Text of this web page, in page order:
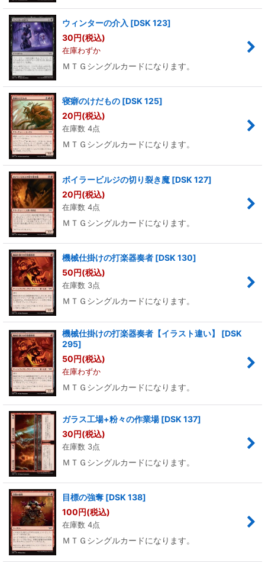
ウィンターの介入 [DSK 123]
30円(税込)
在庫わずか
ＭＴＧシングルカードになります。
寝癖のけだもの [DSK 125]
20円(税込)
在庫数 4点
ＭＴＧシングルカードになります。
ボイラービルジの切り裂き魔 [DSK 127]
20円(税込)
在庫数 4点
ＭＴＧシングルカードになります。
機械仕掛けの打楽器奏者 [DSK 130]
50円(税込)
在庫数 3点
ＭＴＧシングルカードになります。
機械仕掛けの打楽器奏者【イラスト違い】 [DSK
295]
50円(税込)
在庫わずか
ＭＴＧシングルカードになります。
ガラス工場+粉々の作業場 [DSK 137]
30円(税込)
在庫数 3点
ＭＴＧシングルカードになります。
目標の強奪 [DSK 138]
100円(税込)
在庫数 4点
ＭＴＧシングルカードになります。